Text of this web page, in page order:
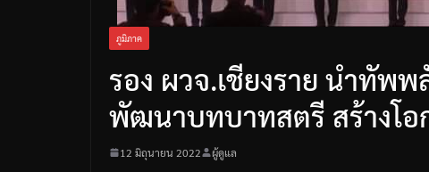
ภูมิภาค
รอง ผวจ.เชียงราย นำทัพ
พัฒนาบทบาทสตรี สร้างโอ
12 มิถุนายน 2022 ผู้ดูแล